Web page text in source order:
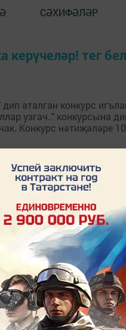
СӘХИФӘЛӘР
тег
аталган конкурс
узгач.." конкурсына
Конкурс нәтиҗәләре
аталган конкурс
узгач.."
Конкурс